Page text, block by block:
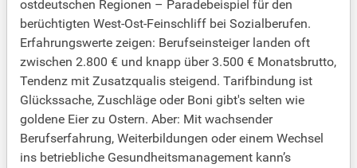
ostdeutschen Regionen – Paradebeispiel für den
berüchtigten West-Ost-Feinschliff bei Sozialberufen.
Erfahrungswerte zeigen: Berufseinsteiger landen oft
zwischen 2.800 € und knapp über 3.500 € Monatsbrutto,
Tendenz mit Zusatzqualis steigend. Tarifbindung ist
Glückssache, Zuschläge oder Boni gibt's selten wie
goldene Eier zu Ostern. Aber: Mit wachsender
Berufserfahrung, Weiterbildungen oder einem Wechsel
ins betriebliche Gesundheitsmanagement kann’s